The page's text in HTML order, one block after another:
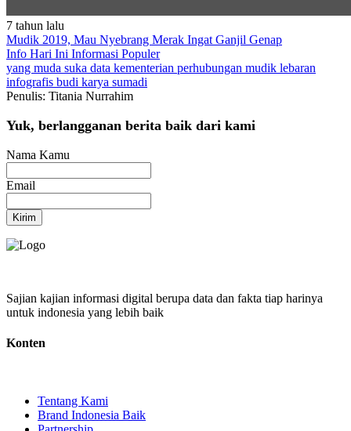
7 tahun lalu
Mudik 2019, Mau Nyebrang Merak Ingat Ganjil Genap
Info Hari Ini Informasi Populer
yang muda suka data kementerian perhubungan mudik lebaran
infografis budi karya sumadi
Penulis: Titania Nurrahim
Yuk, berlangganan berita baik dari kami
Nama Kamu
Email
Kirim
Sajian kajian informasi digital berupa data dan fakta tiap harinya
untuk indonesia yang lebih baik
Konten
Tentang Kami
Brand Indonesia Baik